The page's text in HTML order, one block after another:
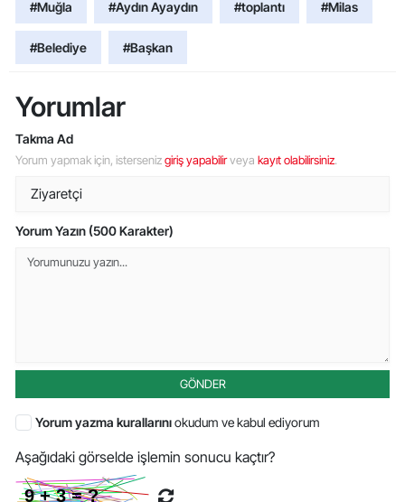
#Muğla #Aydın Ayaydın #toplantı #Milas
#Belediye #Başkan
Yorumlar
Takma Ad
Yorum yapmak için, istersenizgiriş yapabilirveya kayıt olabilirsiniz.
Yorum Yazın (500 Karakter)
GÖNDER
Yorum yazma kurallarınıokudum ve kabul ediyorum
Aşağıdaki görselde işlemin sonucu kaçtır?